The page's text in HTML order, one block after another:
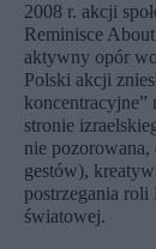
2008 r. akcji
Reminisce
aktywny opór
Polski akcji
stronie
nie
gestów),
postrzegania
światowej.